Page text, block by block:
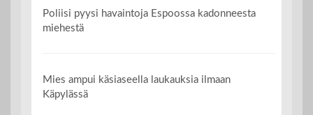
Poliisi pyysi havaintoja Espoossa kadonneesta
miehestä
Mies ampui käsiaseella laukauksia ilmaan
Käpylässä